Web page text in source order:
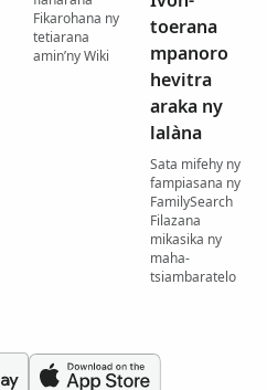
Fikarohana ny
tetiarana
amin’ny Wiki
toerana
mpanoro
hevitra
araka ny
lalàna
Sata mifehy ny
fampiasana ny
FamilySearch
Filazana
mikasika ny
maha-
tsiambaratelo